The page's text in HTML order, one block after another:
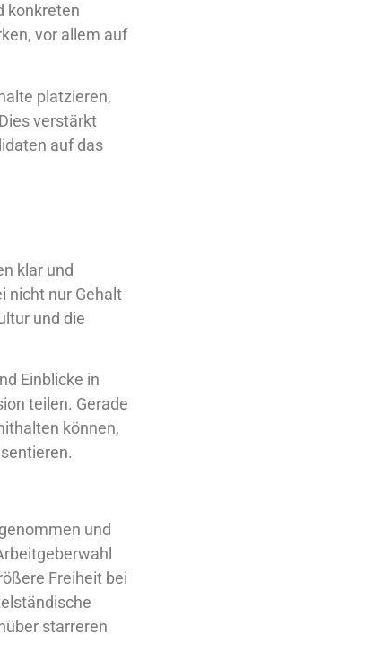
konkreten
vor allem auf
platzieren,
verstärkt
auf das
klar und
nicht nur Gehalt
und die
Einblicke in
teilen. Gerade
können,
und
Freiheit bei
starreren